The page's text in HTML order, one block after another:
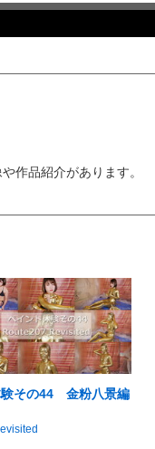
作品紹介があります。
験その44 金粉八景編